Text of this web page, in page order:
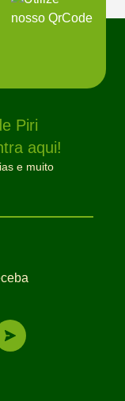
Piri
aqui!
e muito